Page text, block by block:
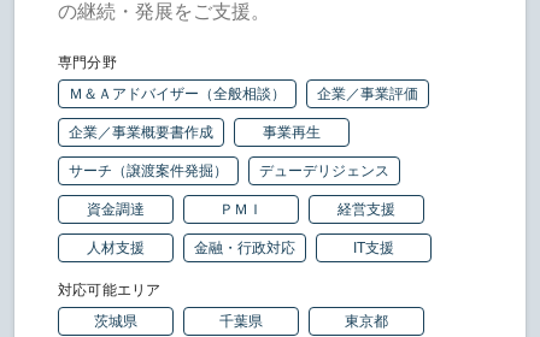
の継続・発展をご支援。
専門分野
Ｍ＆Ａアドバイザー（全般相談）
企業／事業評価
企業／事業概要書作成 事業再生
サーチ（譲渡案件発掘） デューデリジェンス
資金調達 ＰＭＩ 経営支援
人材支援 金融・行政対応 IT支援
対応可能エリア
茨城県
千葉県 東京都